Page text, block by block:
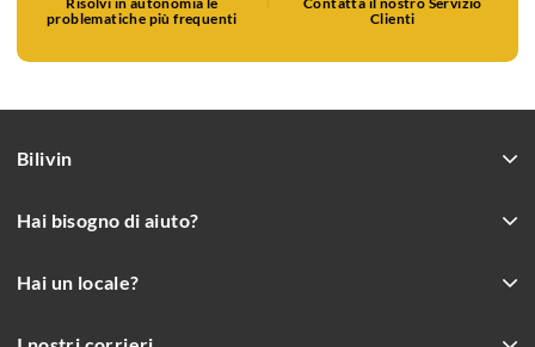
problematiche più frequenti
Clienti
Bilivin
Hai bisogno di aiuto?
Hai un locale?